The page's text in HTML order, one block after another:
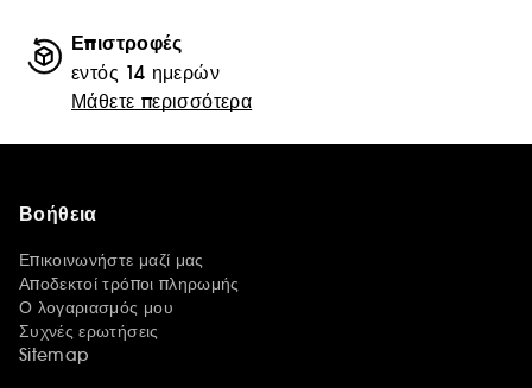
Επιστροφές
εντός 14 ημερών
Μάθετε περισσότερα
Βοήθεια
Επικοινωνήστε μαζί μας
Αποδεκτοί τρόποι πληρωμής
Ο λογαριασμός μου
Συχνές ερωτήσεις
Sitemap